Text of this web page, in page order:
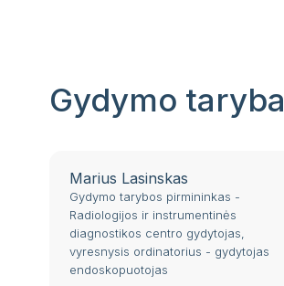
Gydymo taryba
Marius Lasinskas
Gydymo tarybos pirmininkas -
Radiologijos ir instrumentinės
diagnostikos centro gydytojas,
vyresnysis ordinatorius - gydytojas
endoskopuotojas